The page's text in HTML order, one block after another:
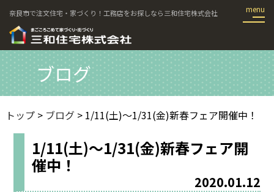
奈良市で注文住宅・家づくり！工務店をお探しなら三和住宅株式会社
ブログ
トップ> ブログ> 1/11(土)～1/31(金)新春フェア開催中！
1/11(土)～1/31(金)新春フェア開
催中！
2020.01.12